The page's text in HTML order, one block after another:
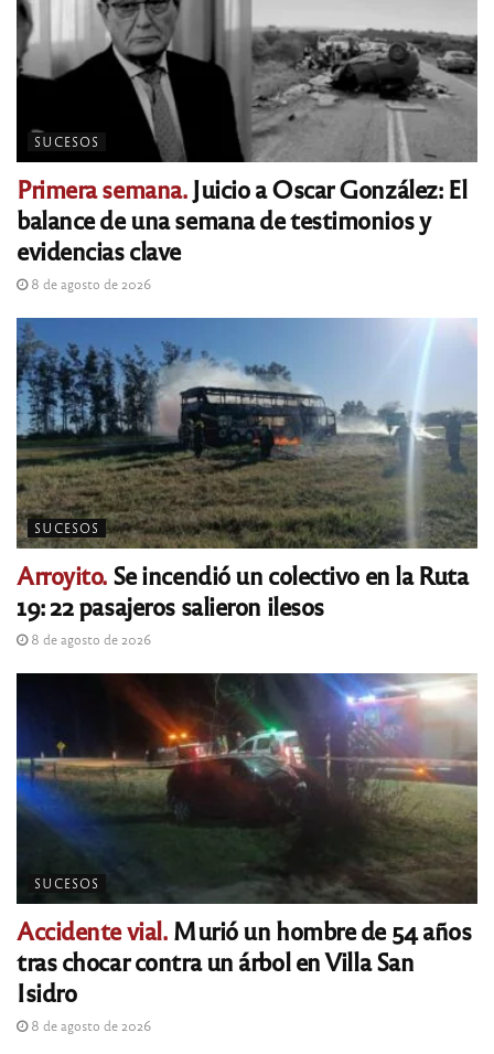
SUCESOS
Primera semana.Juicio a Oscar González: El
balance de una semana de testimonios y
evidencias clave
8 de agosto de 2026
SUCESOS
Arroyito. Se incendió un colectivo en la Ruta
19: 22 pasajeros salieron ilesos
8 de agosto de 2026
SUCESOS
Accidente vial.Murió un hombre de 54 años
tras chocar contra un árbol en Villa San
Isidro
8 de agosto de 2026